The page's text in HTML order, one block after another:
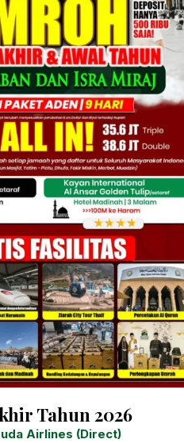
Tahun 2026
Airlines (Direct)